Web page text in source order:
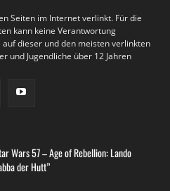
Seiten im Internet verlinkt. Für die
kann keine Verantwortung
dieser und den meisten verlinkten
und Jugendliche über 12 Jahren
Wars 57 – Age of Rebellion: Lando
der Hutt”